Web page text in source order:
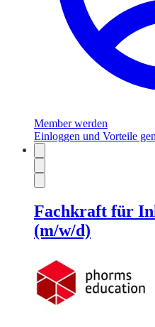
Member werden
Einloggen und Vorteile
Fachkraft für
(m/w/d)